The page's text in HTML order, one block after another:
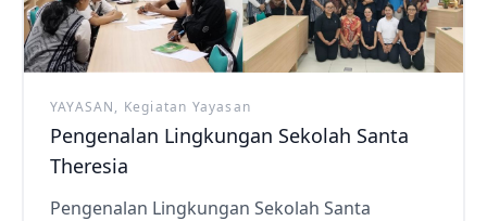
YAYASAN, Kegiatan Yayasan
Pengenalan Lingkungan Sekolah Santa
Theresia
Pengenalan Lingkungan Sekolah Santa